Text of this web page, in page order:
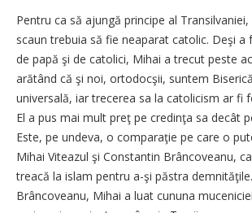
Pentru ca să ajungă principe al
scaun trebuia să fie neaparat catolic. Deşi
de papă şi de catolici, Mihai a trecut peste
arătând că şi noi, ortodocşii, suntem
universală, iar trecerea sa la catolicism ar fi
El a pus mai mult preţ pe credinţa sa decât
Este, pe undeva, o comparaţie pe care o
Mihai Viteazul şi Constantin Brâncoveanu,
treacă la islam pentru a-şi păstra
Brâncoveanu, Mihai a luat cununa